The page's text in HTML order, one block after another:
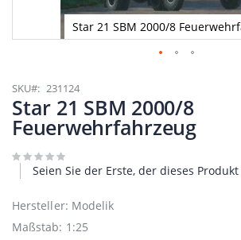
Star 21 SBM 2000/8
Anfang
der
Bildgalerie
springen
SKU 231124
Star 21 SBM 2000/8
Feuerwehrfahrzeug
Seien Sie der Erste, der dieses
Hersteller: Modelik
Maßstab: 1:25